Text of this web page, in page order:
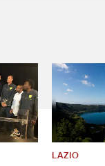
LAZIO